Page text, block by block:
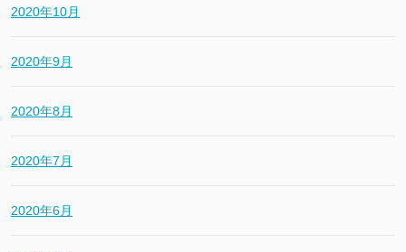
2020年10月
2020年9月
2020年8月
2020年7月
2020年6月